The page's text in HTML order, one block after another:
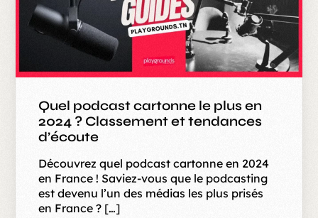
Quel podcast cartonne le plus en
2024 ? Classement et tendances
d’écoute
Découvrez quel podcast cartonne en 2024
en France ! Saviez-vous que le podcasting
est devenu l’un des médias les plus prisés
en France ? […]